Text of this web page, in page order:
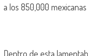
a los 850,000
Dentro de esta